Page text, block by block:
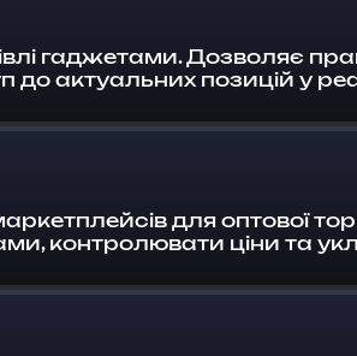
гаджетами. Дозволяє
до актуальних позицій у
для оптової
контролювати ціни та